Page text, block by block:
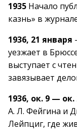
1935 Начало
казнь» в
1936, 21 января
уезжает в
выступает с
завязывает
1936, ок. 9 —
А. Л. Фейгина и
Лейпциг, где